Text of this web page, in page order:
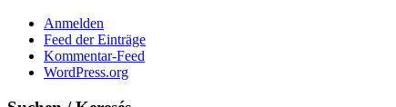
Anmelden
Feed der Einträge
Kommentar-Feed
WordPress.org